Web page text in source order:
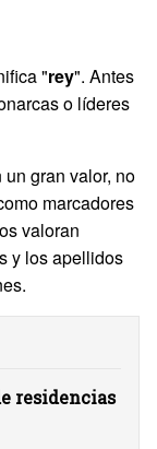
"rey". Antes
o líderes
un gran valor, no
marcadores
valoran
y los apellidos
residencias